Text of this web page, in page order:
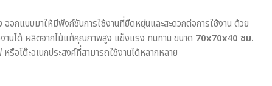
ออกแบบมาให้มีฟังก์ชันการใช้งานที่ยืดหยุ่นและสะดวกต่อการใช้งาน ด้วย
งานได้ ผลิตจากไม้แท้คุณภาพสูง แข็งแรง ทนทาน ขนาด 70x70x40 ซม.
หรือโต๊ะอเนกประสงค์ที่สามารถใช้งานได้หลากหลาย